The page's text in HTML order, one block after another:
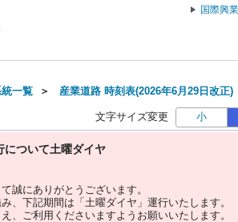
国際興
一覧 ＞ 産業道路 時刻表(2026年6月29日改正)
文字サイズ変更 小
ついて土曜ダイヤ
誠にありがとうございます。
、下記期間は「土曜ダイヤ」運行いたします。
、ご利用くださいますようお願いいたします。